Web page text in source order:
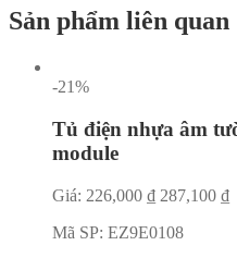
Sản phẩm liên quan
-21%
Tủ điện nhựa âm
module
Giá: 226,000 ₫ 287,100 ₫
Mã SP: EZ9E0108